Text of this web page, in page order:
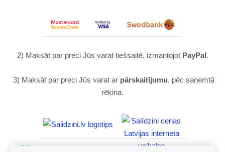
2) Maksāt par preci Jūs varat tiešsaitē, izmantojot PayPal.
3) Maksāt par preci Jūs varat ar pārskaitījumu, pēc saņemtā
rēķina.